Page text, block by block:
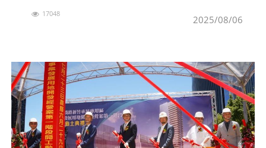
以北的中古與成屋市場銷售步調穩健，以自住的剛性需
2025/08/06
17048